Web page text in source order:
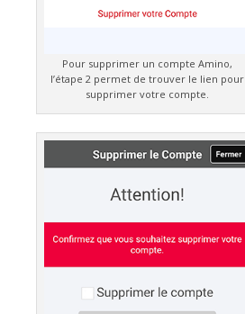
Pour supprimer un compte Amino,
l’étape 2 permet de trouver le lien pour
supprimer votre compte.